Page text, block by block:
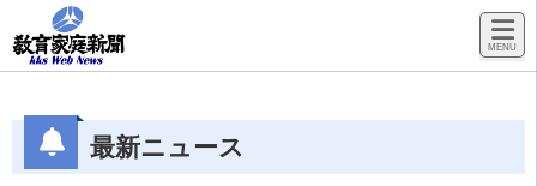
最新ニュース